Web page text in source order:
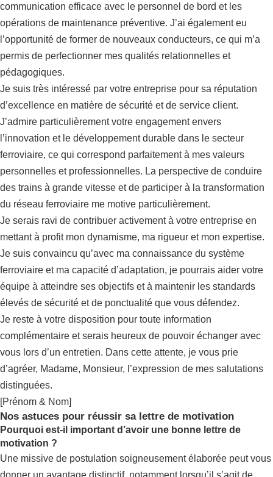
communication efficace avec le personnel de bord et les
opérations de maintenance préventive. J’ai également eu
l’opportunité de former de nouveaux conducteurs, ce qui m’a
permis de perfectionner mes qualités relationnelles et
pédagogiques.
Je suis très intéressé par votre entreprise pour sa réputation
d’excellence en matière de sécurité et de service client.
J’admire particulièrement votre engagement envers
l’innovation et le développement durable dans le secteur
ferroviaire, ce qui correspond parfaitement à mes valeurs
personnelles et professionnelles. La perspective de conduire
des trains à grande vitesse et de participer à la transformation
du réseau ferroviaire me motive particulièrement.
Je serais ravi de contribuer activement à votre entreprise en
mettant à profit mon dynamisme, ma rigueur et mon expertise.
Je suis convaincu qu’avec ma connaissance du système
ferroviaire et ma capacité d’adaptation, je pourrais aider votre
équipe à atteindre ses objectifs et à maintenir les standards
élevés de sécurité et de ponctualité que vous défendez.
Je reste à votre disposition pour toute information
complémentaire et serais heureux de pouvoir échanger avec
vous lors d’un entretien. Dans cette attente, je vous prie
d’agréer, Madame, Monsieur, l’expression de mes salutations
distinguées.
[Prénom & Nom]
Nos astuces pour réussir sa lettre de motivation
Pourquoi est-il important d’avoir une bonne lettre de
motivation ?
Une missive de postulation soigneusement élaborée peut vous
donner un avantage distinctif, notamment lorsqu’il s’agit de